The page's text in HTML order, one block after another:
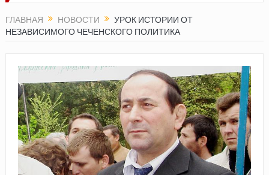
ГЛАВНАЯ НОВОСТИ
УРОК ИСТОРИИ ОТ
НЕЗАВИСИМОГО ЧЕЧЕНСКОГО ПОЛИТИКА